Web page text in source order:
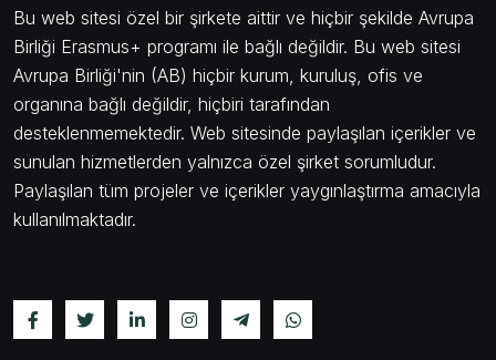
Bu web sitesi özel bir şirkete aittir ve hiçbir şekilde Avrupa
Birliği Erasmus+ programı ile bağlı değildir. Bu web sitesi
Avrupa Birliği'nin (AB) hiçbir kurum, kuruluş, ofis ve
organına bağlı değildir, hiçbiri tarafından
desteklenmemektedir. Web sitesinde paylaşılan içerikler ve
sunulan hizmetlerden yalnızca özel şirket sorumludur.
Paylaşılan tüm projeler ve içerikler yaygınlaştırma amacıyla
kullanılmaktadır.